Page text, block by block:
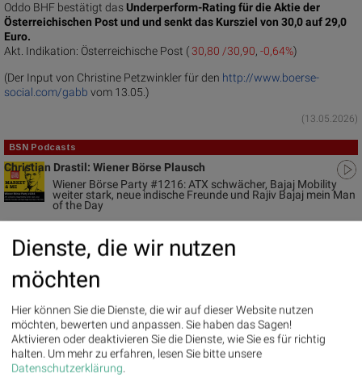
Oddo BHF bestätigt dasUnderperform-Rating für die Aktie der
Österreichischen Post und und senkt das Kursziel von 30,0 auf 29,0
Euro.
Österreichische Post (
Akt. Indikation: 30,80 /30,90, -0,64%)
(Der Input von Christine Petzwinkler für den http://www.boerse-
social.com/gabb vom 13.05.)
(13.05.2026)
BSN Podcasts
Christian Drastil: Wiener Börse Plausch
Wiener Börse Party #1216: ATX schwächer, Bajaj Mobility
weiter stark, neue indische Freunde und Rajiv Bajaj mein Man
of the Day
Akt. Indikation:25.80 / 27.00
Uhrzeit: 09:48:48
Veränderung zu letztem SK: 1.54%
Letzter SK: 26.00 ( -1.52%)
Bajaj Mobility AG
Akt. Indikation:27.25 / 27.70
Dienste, die wir nutzen
möchten
Hier können Sie die Dienste, die wir auf dieser Website nutzen
möchten, bewerten und anpassen. Sie haben das Sagen!
Aktivieren oder deaktivieren Sie die Dienste, wie Sie es für richtig
halten. Um mehr zu erfahren, lesen Sie bitte unsere
Datenschutzerklärung.